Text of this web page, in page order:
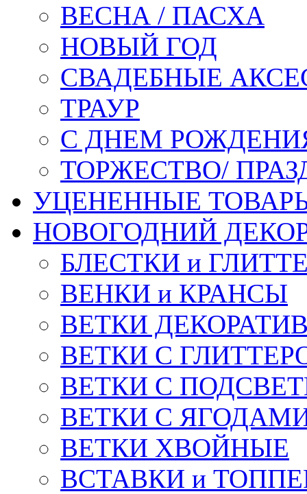
ВЕСНА / ПАСХА
НОВЫЙ ГОД
СВАДЕБНЫЕ
ТРАУР
С ДНЕМ
ТОРЖЕСТВО/
УЦЕНЕННЫЕ
НОВОГОДНИЙ
БЛЕСТКИ и
ВЕНКИ и КРАНСЫ
ВЕТКИ
ВЕТКИ С
ВЕТКИ С
ВЕТКИ С
ВЕТКИ ХВОЙНЫЕ
ВСТАВКИ и